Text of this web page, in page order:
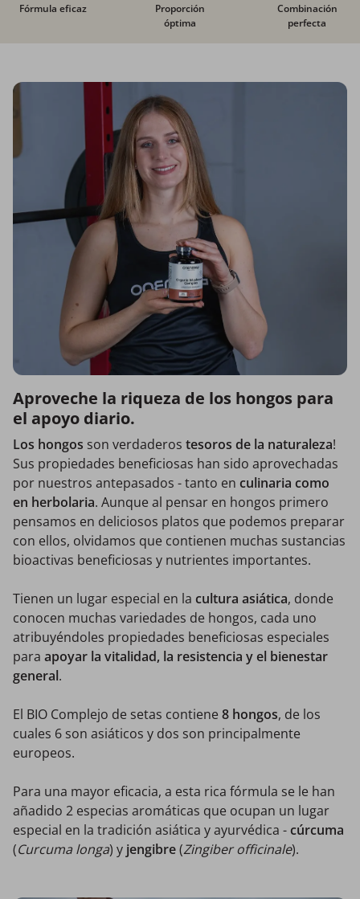
Fórmula eficaz
Proporción
óptima
Combinación
perfecta
Aproveche la riqueza de los hongos para
el apoyo diario.
Los hongos son verdaderos tesoros de la naturaleza!
Sus propiedades beneficiosas han sido aprovechadas
por nuestros antepasados ​​- tanto en culinaria como
en herbolaria. Aunque al pensar en hongos primero
pensamos en deliciosos platos que podemos preparar
con ellos, olvidamos que contienen muchas sustancias
bioactivas beneficiosas y nutrientes importantes.
Tienen un lugar especial en la cultura asiática, donde
conocen muchas variedades de hongos, cada uno
atribuyéndoles propiedades beneficiosas especiales
para apoyar la vitalidad, la resistencia y el bienestar
general.
El BIO Complejo de setas contiene 8 hongos, de los
cuales 6 son asiáticos y dos son principalmente
europeos.
Para una mayor eficacia, a esta rica fórmula se le han
añadido 2 especias aromáticas que ocupan un lugar
especial en la tradición asiática y ayurvédica -cúrcuma
(Curcuma longa) y jengibre(Zingiber officinale).